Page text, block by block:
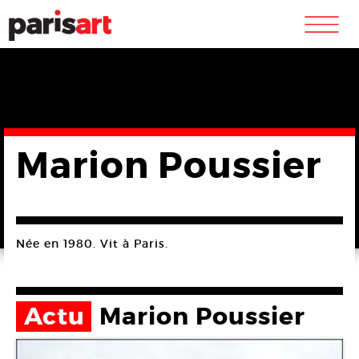
m
Marion Poussier
Née en 1980. Vit à Paris.
Actu Marion Poussier